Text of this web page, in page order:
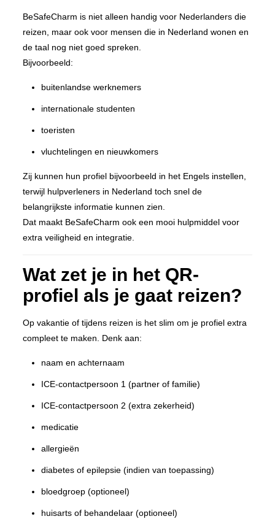
BeSafeCharm is niet alleen handig voor Nederlanders die
reizen, maar ook voor mensen die in Nederland wonen en
de taal nog niet goed spreken.
Bijvoorbeeld:
buitenlandse werknemers
internationale studenten
toeristen
vluchtelingen en nieuwkomers
Zij kunnen hun profiel bijvoorbeeld in het Engels instellen,
terwijl hulpverleners in Nederland toch snel de
belangrijkste informatie kunnen zien.
Dat maakt BeSafeCharm ook een mooi hulpmiddel voor
extra veiligheid en integratie.
Wat zet je in het QR-
profiel als je gaat reizen?
Op vakantie of tijdens reizen is het slim om je profiel extra
compleet te maken. Denk aan:
naam en achternaam
ICE-contactpersoon 1 (partner of familie)
ICE-contactpersoon 2 (extra zekerheid)
medicatie
allergieën
diabetes of epilepsie (indien van toepassing)
bloedgroep (optioneel)
huisarts of behandelaar (optioneel)